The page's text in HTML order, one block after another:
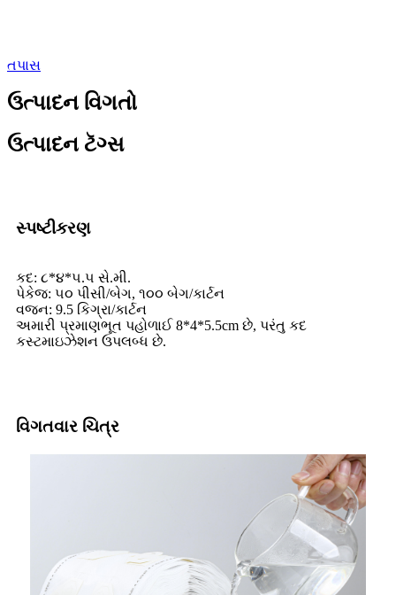
તપાસ
ઉત્પાદન વિગતો
ઉત્પાદન ટૅગ્સ
સ્પષ્ટીકરણ
કદ: ૮*૪*૫.૫ સે.મી.
પેકેજ: ૫૦ પીસી/બેગ, ૧૦૦ બેગ/કાર્ટન
વજન: 9.5 કિગ્રા/કાર્ટન
અમારી પ્રમાણભૂત પહોળાઈ 8*4*5.5cm છે, પરંતુ કદ
કસ્ટમાઇઝેશન ઉપલબ્ધ છે.
વિગતવાર ચિત્ર